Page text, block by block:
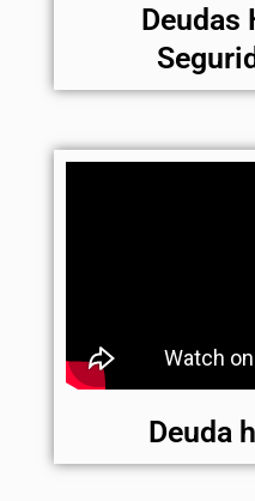
Deudas
Deuda